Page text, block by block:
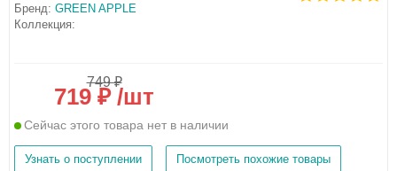
Бренд: GREEN APPLE
Коллекция:
749 ₽
719 ₽ /шт
Сейчас этого товара нет в наличии
Узнать о поступлении Посмотреть похожие товары